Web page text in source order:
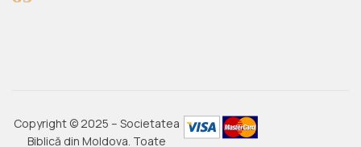
Copyright © 2025 – Societatea
Biblică din Moldova. Toate